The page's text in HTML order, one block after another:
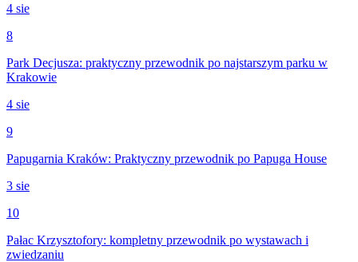
4 sie
8
Park Decjusza: praktyczny przewodnik po najstarszym parku w
Krakowie
4 sie
9
Papugarnia Kraków: Praktyczny przewodnik po Papuga House
3 sie
10
Pałac Krzysztofory: kompletny przewodnik po wystawach i
zwiedzaniu